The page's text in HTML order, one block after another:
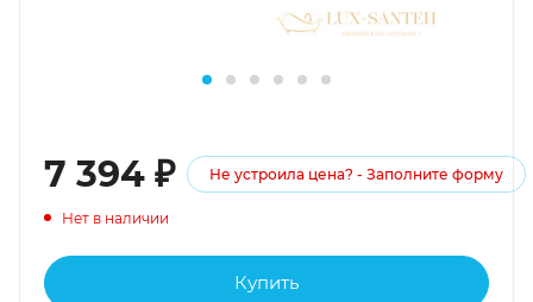
7 394 ₽ Не устроила цена? - Заполните форму
Нет в наличии
Купить